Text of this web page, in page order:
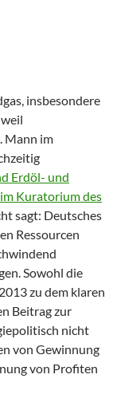
insbesondere
Mann im
Erdöl- und
Kuratorium des
sagt: Deutsches
Ressourcen
Sowohl die
zu dem klaren
Beitrag zur
nicht
von Gewinnung
von Profiten